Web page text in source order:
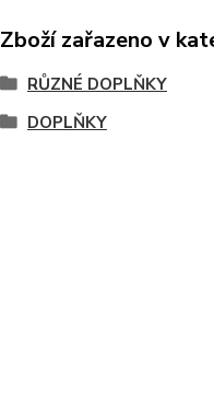
Zboží zařazeno v
RŮZNÉ DOPLŇKY
DOPLŇKY